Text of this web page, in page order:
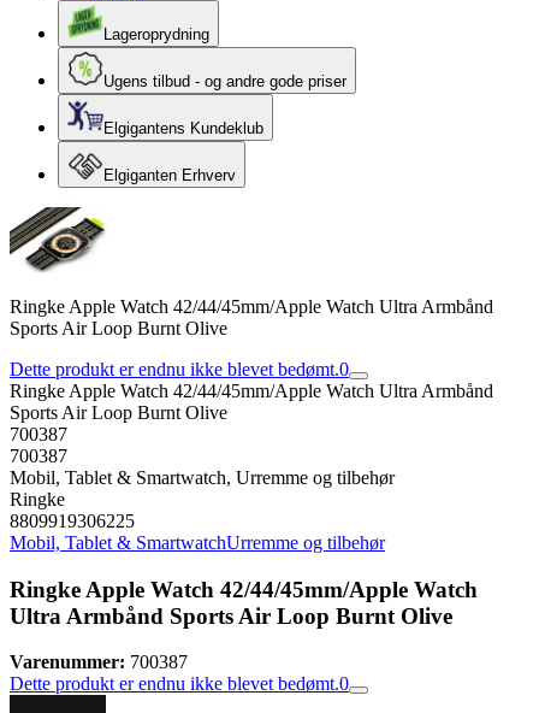
Lageroprydning
Ugens tilbud - og andre gode priser
Elgigantens Kundeklub
Elgiganten Erhverv
Ringke Apple Watch 42/44/45mm/Apple Watch Ultra Armbånd
Sports Air Loop Burnt Olive
Dette produkt er endnu ikke blevet bedømt.0
Ringke Apple Watch 42/44/45mm/Apple Watch Ultra Armbånd
Sports Air Loop Burnt Olive
700387
700387
Mobil, Tablet & Smartwatch, Urremme og tilbehør
Ringke
8809919306225
Mobil, Tablet & SmartwatchUrremme og tilbehør
Ringke Apple Watch 42/44/45mm/Apple Watch
Ultra Armbånd Sports Air Loop Burnt Olive
Varenummer: 700387
Dette produkt er endnu ikke blevet bedømt.0